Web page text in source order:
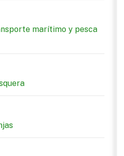
marítimo y pesca